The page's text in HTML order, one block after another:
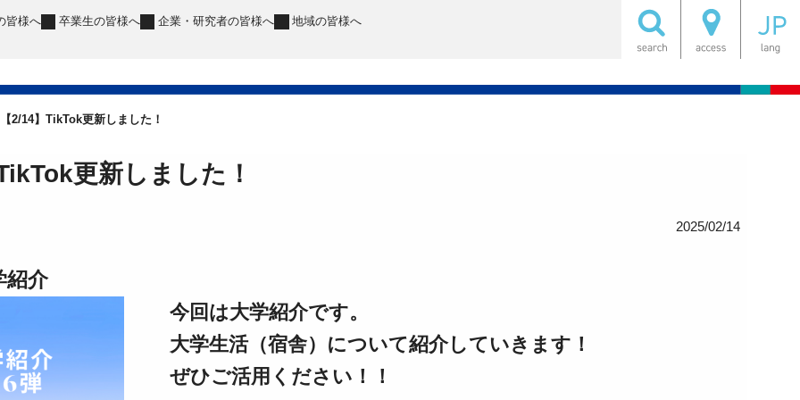
皆様へ 卒業生の皆様へ 企業・研究者の皆様へ 地域の皆様へ
【2/14】TikTok更新しました！
更新しました！
2025/02/14
介
今回は大学紹介です。
大学生活（宿舎）について紹介していきます！
ぜひご活用ください！！